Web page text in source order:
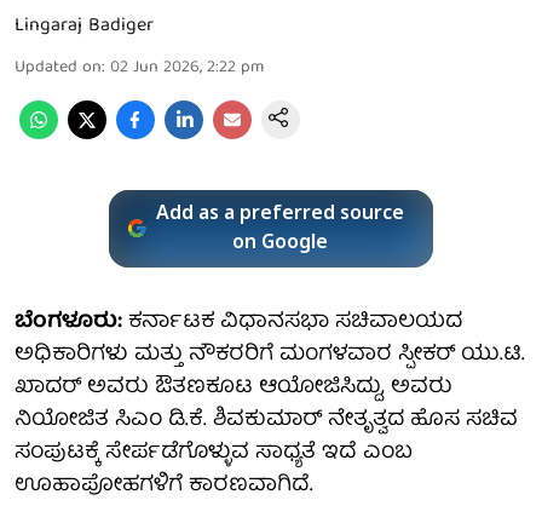
Lingaraj Badiger
Updated on: 02 Jun 2026, 2:22 pm
Add as a preferred source
on Google
ಬೆಂಗಳೂರು:ಕರ್ನಾಟಕ ವಿಧಾನಸಭಾ ಸಚಿವಾಲಯದ
ಅಧಿಕಾರಿಗಳು ಮತ್ತು ನೌಕರರಿಗೆ ಮಂಗಳವಾರ ಸ್ಪೀಕರ್ ಯು.ಟಿ.
ಖಾದರ್ ಅವರು ಔತಣಕೂಟ ಆಯೋಜಿಸಿದ್ದು, ಅವರು
ನಿಯೋಜಿತ ಸಿಎಂ ಡಿ.ಕೆ. ಶಿವಕುಮಾರ್ ನೇತೃತ್ವದ ಹೊಸ ಸಚಿವ
ಸಂಪುಟಕ್ಕೆ ಸೇರ್ಪಡೆಗೊಳ್ಳುವ ಸಾಧ್ಯತೆ ಇದೆ ಎಂಬ
ಊಹಾಪೋಹಗಳಿಗೆ ಕಾರಣವಾಗಿದೆ.